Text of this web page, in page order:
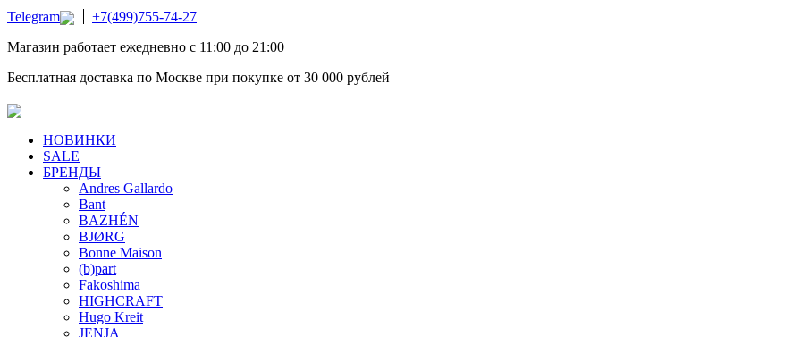
Telegram
+7(499)755-74-27
Магазин работает ежедневно с 11:00 до 21:00
Бесплатная доставка по Москве при покупке от 30 000 рублей
НОВИНКИ
SALE
БРЕНДЫ
Andres Gallardo
Bant
BAZHÉN
BJØRG
Bonne Maison
(b)part
Fakoshima
HIGHCRAFT
Hugo Kreit
JENJA